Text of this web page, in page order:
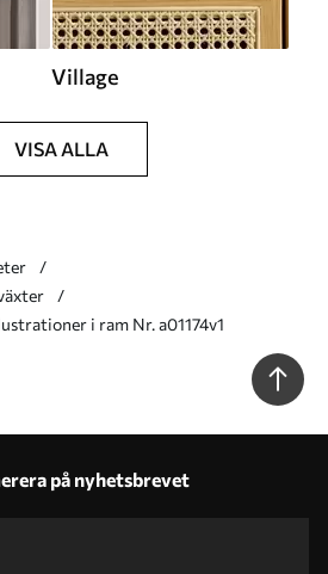
Village
VISA ALLA
i ram Nr. a01174v1
på nyhetsbrevet